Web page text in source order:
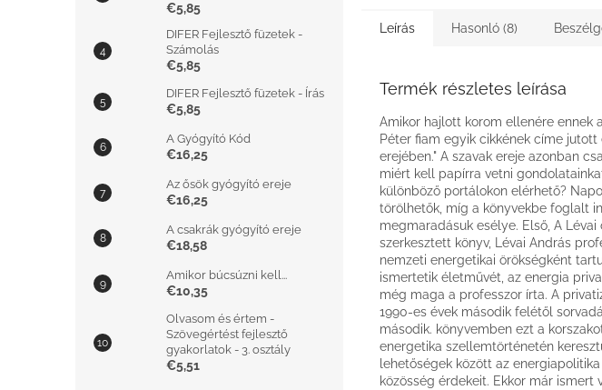
€5,85
DIFER Fejlesztő füzetek -
Számolás
€5,85
DIFER Fejlesztő füzetek - Írás
€5,85
A Gyógyító Kód
€16,25
Az ősök gyógyító ereje
€16,25
A csakrák gyógyító ereje
€18,58
Amikor búcsúzni kell...
€10,35
Olvasom és értem -
Szövegértést fejlesztő
gyakorlatok - 3. osztály
€5,51
Leírás Hasonló (8)
Termék részletes leírása
Amikor hajlott korom ellenére ennek
Péter fiam egyik cikkének címe
erejében." A szavak ereje azonban
miért kell papírra vetni
különböző portálokon elérhető?
törölhetők, míg a könyvekbe foglalt
megmaradásuk esélye. Első, A
szerkesztett könyv, Lévai András
nemzeti energetikai örökségként
ismertetik életművét, az energia
még maga a professzor írta. A
1990-es évek második felétől
második. könyvemben ezt a
energetika szellemtörténetén
lehetőségek között az
közösség érdekeit. Ekkor már ismert